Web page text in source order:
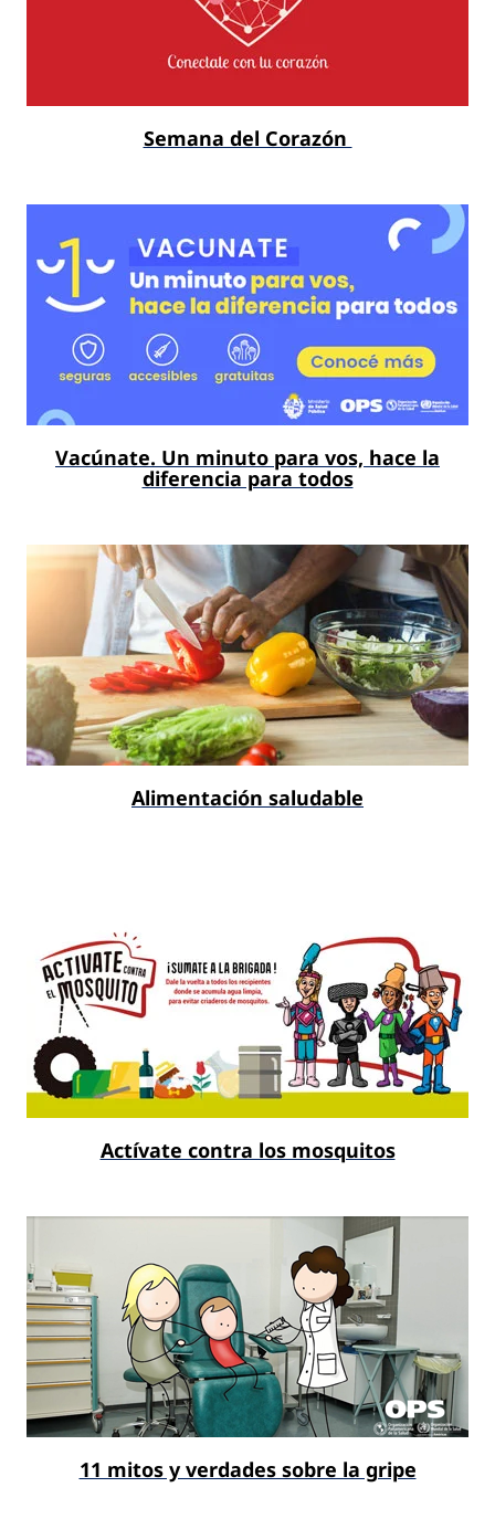
Semana del Corazón
Vacúnate. Un minuto para vos, hace la
diferencia para todos
Alimentación saludable
Actívate contra los mosquitos
11 mitos y verdades sobre la gripe